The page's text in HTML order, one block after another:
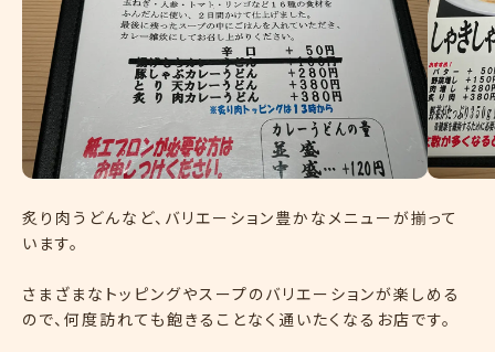
炙り肉うどんなど、バリエーション豊かなメニューが揃って
います。
さまざまなトッピングやスープのバリエーションが楽しめる
ので、何度訪れても飽きることなく通いたくなるお店です。